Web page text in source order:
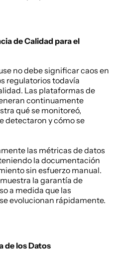
de Calidad para el
no debe significar caos en
regulatorios todavía
Las plataformas de
continuamente
qué se monitoreó,
detectaron y cómo se
las métricas de datos
la documentación
sin esfuerzo manual.
la garantía de
a medida que las
evolucionan rápidamente.
de los Datos